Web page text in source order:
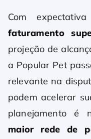
Com
faturamento
projeção de
a Popular Pet
relevante na
podem acelerar
planejamento é
maior rede de